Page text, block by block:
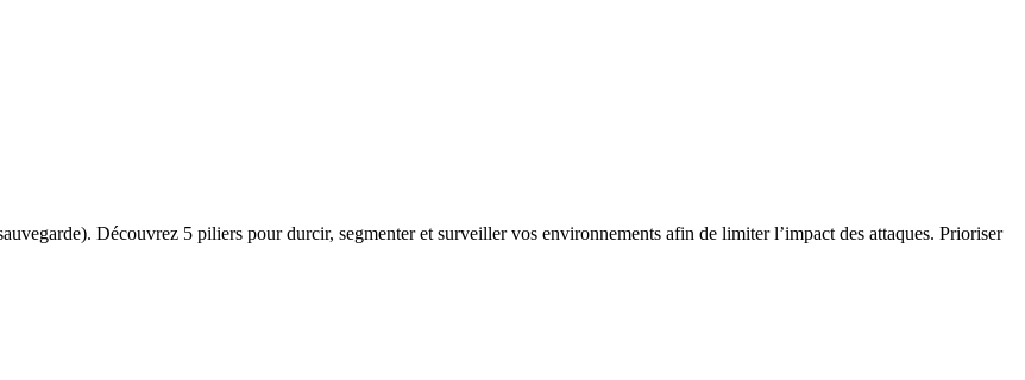
Découvrez 5 piliers pour durcir, segmenter et surveiller vos environnements afin de limiter l’impact des attaques. Prioriser